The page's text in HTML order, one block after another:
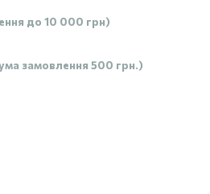
до 10 000 грн)
замовлення 500 грн.)